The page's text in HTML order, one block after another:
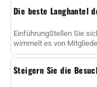
Die beste Langhantel
EinführungStellen Sie
wimmelt es von